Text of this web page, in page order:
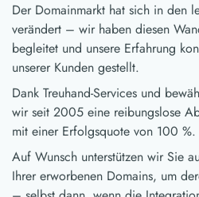
Der Domainmarkt hat sich in den
verändert – wir haben diesen
begleitet und unsere Erfahrung
unserer Kunden gestellt.
Dank Treuhand-Services und
wir seit 2005 eine reibungslose
mit einer Erfolgsquote von 100 %.
Auf Wunsch unterstützen wir Sie
Ihrer erworbenen Domains, um